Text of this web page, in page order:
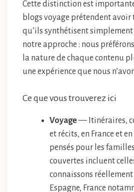
Cette distinction est
blogs voyage prétendent avoir
qu’ils synthétisent simplement
notre approche : nous
la nature de chaque contenu
une expérience que nous
Ce que vous trouverez ici
Voyage— Itinéraires,
et récits, en France et
pensés pour les
couvertes incluent
connaissons
Espagne, France